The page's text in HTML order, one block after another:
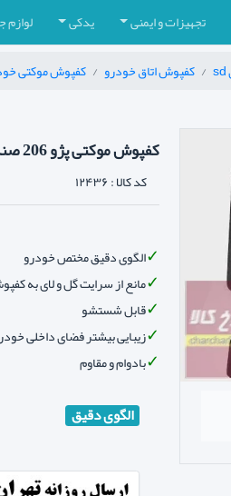
تجهیزات و ایمنی یدکی لوازم
کفپوش اتاق خودرو کفپوش موکتی
کفپوش موکتی پژو 206 صندوقدار اس دی sd
کد کالا :۱۲۴۳۶
الگوی دقیق مختص خودرو
مانع از سرایت گل و لای به
قابل شستشو
زیبایی بیشتر فضای داخلی
بادوام و مقاوم
الگوی دقیق